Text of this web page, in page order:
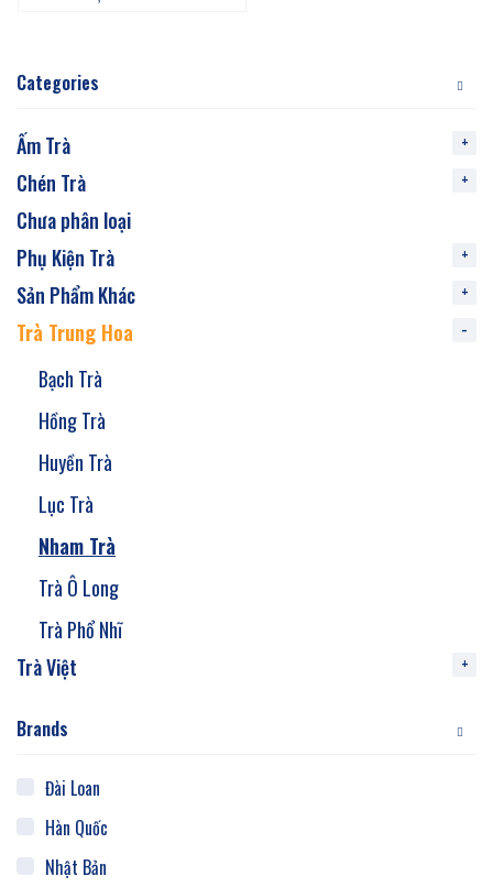
Categories
Ấm Trà
Chén Trà
Chưa phân loại
Phụ Kiện Trà
Sản Phẩm Khác
Trà Trung Hoa
Bạch Trà
Hồng Trà
Huyền Trà
Lục Trà
Nham Trà
Trà Ô Long
Trà Phổ Nhĩ
Trà Việt
Brands
Đài Loan
Hàn Quốc
Nhật Bản